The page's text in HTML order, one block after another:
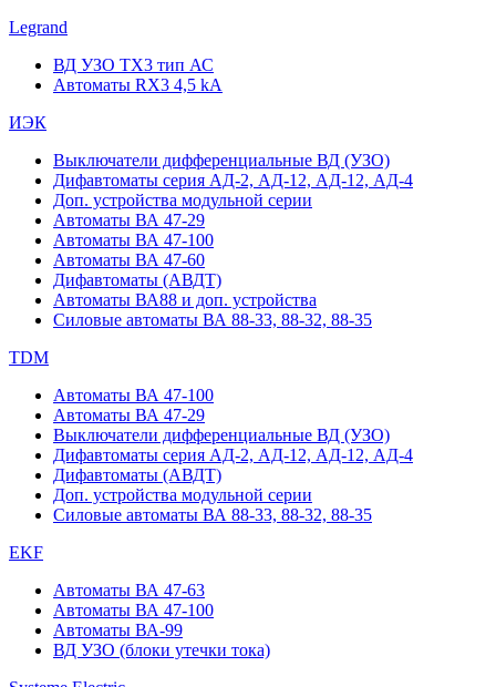
Legrand
ВД УЗО TX3 тип АС
Автоматы RX3 4,5 kA
ИЭК
Выключатели дифференциальные ВД (УЗО)
Дифавтоматы серия АД-2, АД-12, АД-12, АД-4
Доп. устройства модульной серии
Автоматы ВА 47-29
Автоматы ВА 47-100
Автоматы ВА 47-60
Дифавтоматы (АВДТ)
Автоматы ВА88 и доп. устройства
Силовые автоматы ВА 88-33, 88-32, 88-35
TDM
Автоматы ВА 47-100
Автоматы ВА 47-29
Выключатели дифференциальные ВД (УЗО)
Дифавтоматы серия АД-2, АД-12, АД-12, АД-4
Дифавтоматы (АВДТ)
Доп. устройства модульной серии
Силовые автоматы ВА 88-33, 88-32, 88-35
EKF
Автоматы ВА 47-63
Автоматы ВА 47-100
Автоматы ВА-99
ВД УЗО (блоки утечки тока)